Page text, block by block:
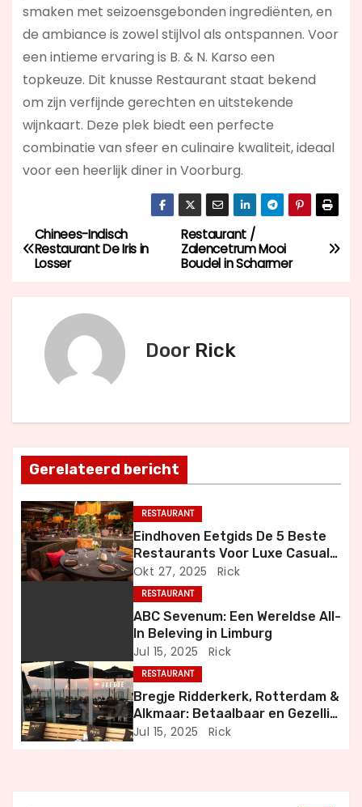
smaken met seizoensgebonden ingrediënten, en
de ambiance is zowel stijlvol als ontspannen. Voor
een intieme ervaring is B. & N. Karso een
topkeuze. Dit knusse Restaurant staat bekend
om zijn verfijnde gerechten en uitstekende
wijnkaart. Deze plek biedt een perfecte
combinatie van sfeer en culinaire kwaliteit, ideaal
voor een heerlijk diner in Voorburg.
B
e
t
n
a
v
i
t
i
Restaurant /
Zalencetrum Mooi
Boudel in Scharmer
Chinees-Indisch
Restaurant De Iris in
Losser
Door Rick
Gerelateerd bericht
RESTAURANT
Eindhoven Eetgids De 5 Beste
Restaurants Voor Luxe Casual
en Bijzondere Momenten
Okt 27, 2025 Rick
RESTAURANT
ABC Sevenum: Een Wereldse All-
In Beleving in Limburg
Jul 15, 2025 Rick
RESTAURANT
Bregje Ridderkerk, Rotterdam &
Alkmaar: Betaalbaar en Gezellig
Uit Eten
Jul 15, 2025 Rick